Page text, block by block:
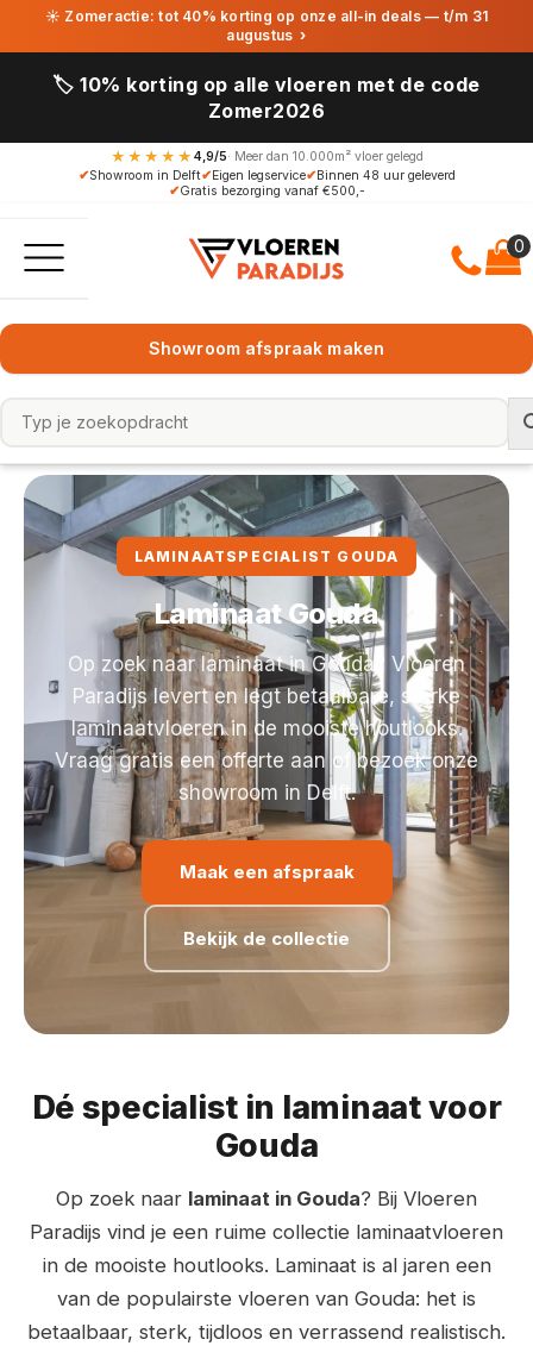
☀ Zomeractie: tot 40% korting op onze all-in deals — t/m 31
augustus ›
🏷️ 10% korting op alle vloeren met de code
Zomer2026
★★★★★ 4,9/5· Meer dan 10.000m² vloer gelegd
✔Showroom in Delft✔Eigen legservice✔Binnen 48 uur geleverd
✔Gratis bezorging vanaf €500,-
Showroom afspraak maken
LAMINAATSPECIALIST GOUDA
Laminaat Gouda
Op zoek naar laminaat in Gouda? Vloeren
Paradijs levert en legt betaalbare, sterke
laminaatvloeren in de mooiste houtlooks.
Vraag gratis een offerte aan of bezoek onze
showroom in Delft.
Maak een afspraak
Bekijk de collectie
Dé specialist in laminaat voor
Gouda
Op zoek naar laminaat in Gouda? Bij Vloeren
Paradijs vind je een ruime collectie laminaatvloeren
in de mooiste houtlooks. Laminaat is al jaren een
van de populairste vloeren van Gouda: het is
betaalbaar, sterk, tijdloos en verrassend realistisch.